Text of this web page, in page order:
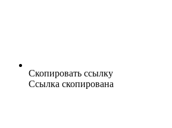
Скопировать ссылку
Ссылка скопирована